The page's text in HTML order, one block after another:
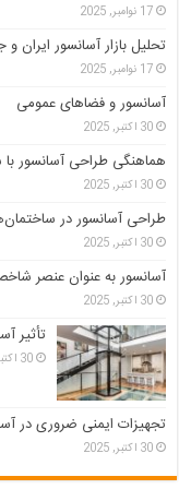
17 نوامبر, 2025
تحلیل بازار آسانسور
17 نوامبر, 2025
آسانسور و فضاهای عمومی
30 اکتبر, 2025
هماهنگی طراحی آسانسور
30 اکتبر, 2025
طراحی آسانسور در
30 اکتبر, 2025
آسانسور به عنوان عنصر
30 اکتبر, 2025
تأثیر
30 اکتبر, 2025
تجهیزات ایمنی ضروری در
30 اکتبر, 2025